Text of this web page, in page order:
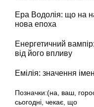
Ера Водолія: що на
нова епоха
Енергетичний
від його впливу
Емілія: значення
Позначки:(на, ваш,
сьогодні, чекає, що